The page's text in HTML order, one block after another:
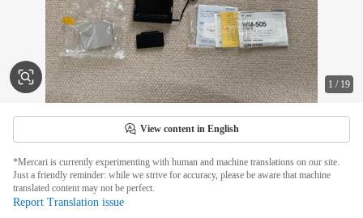
1 / 19
View content in English
*Mercari is currently experimenting with human and machine translations on our site.
Just a friendly reminder: while we strive for accuracy, please be aware that machine
translated content may not be perfect.
Report Translation issue